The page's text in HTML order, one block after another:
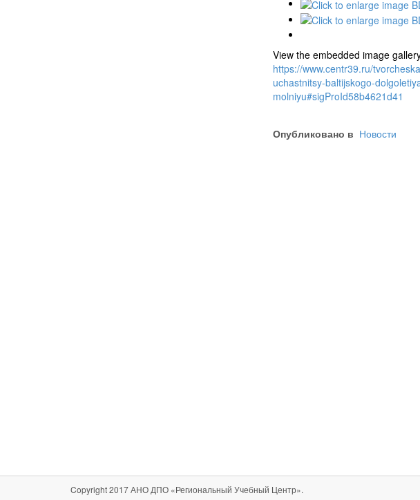
View the embedded image
https://www.centr39.ru/
uchastnitsy-baltijskogo-
molniyu#sigProId58b4621d41
Опубликовано в Новости
Copyright 2017 АНО ДПО «Региональный Учебный Центр».